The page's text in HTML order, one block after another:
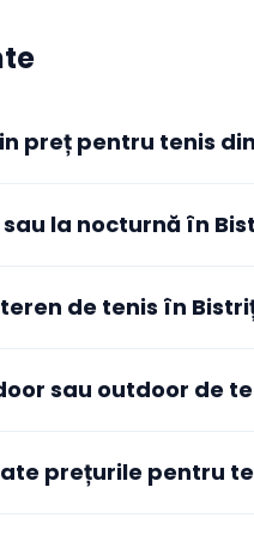
preț pentru tenis
din cluburile active din oraș.
orele de dimineață și de
la nocturnă în
de tenis în
sau outdoor de
prețurile pentru